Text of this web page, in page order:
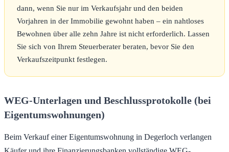
dann, wenn Sie nur im Verkaufsjahr und den beiden
Vorjahren in der Immobilie gewohnt haben – ein nahtloses
Bewohnen über alle zehn Jahre ist nicht erforderlich. Lassen
Sie sich von Ihrem Steuerberater beraten, bevor Sie den
Verkaufszeitpunkt festlegen.
WEG-Unterlagen und Beschlussprotokolle (bei
Eigentumswohnungen)
Beim Verkauf einer Eigentumswohnung in Degerloch verlangen